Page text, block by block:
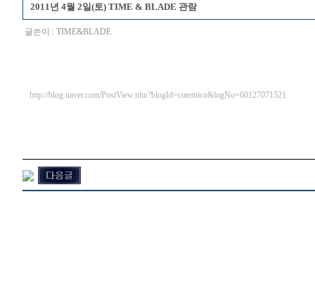
2011년 4월 2일(토) TIME & BLADE 관람
글쓴이 : TIME&BLADE
http://blog.naver.com/PostView.nhn?blogId=cutemico&logNo=60127071521